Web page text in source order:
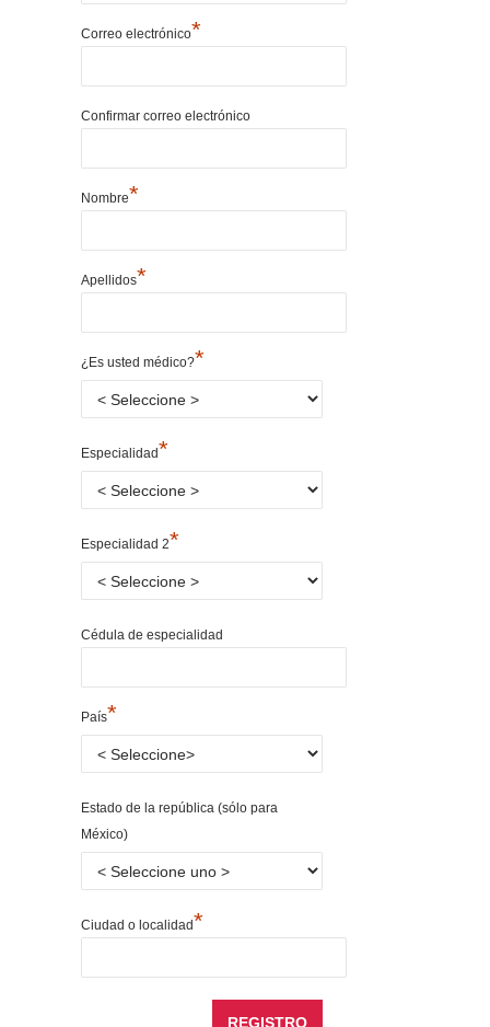
Correo electrónico*
Confirmar correo electrónico
Nombre*
Apellidos*
¿Es usted médico?*
Especialidad*
Especialidad 2*
Cédula de especialidad
País*
Estado de la república (sólo para
México)
Ciudad o localidad*